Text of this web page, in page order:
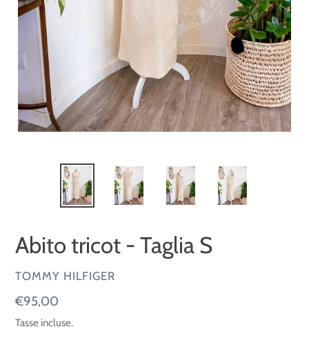
Abito tricot - Taglia S
VENDITORE
TOMMY HILFIGER
Prezzo
di
€95,00
Tasse incluse.